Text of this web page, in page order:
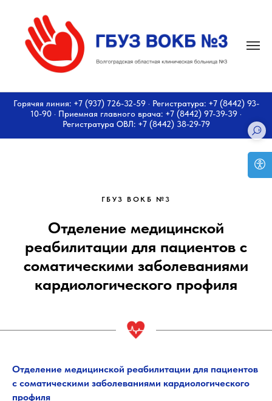
Горячяя линия: +7 (937) 726-32-59 · Регистратура: +7 (8442) 93-
10-90 · Приемная главного врача: +7 (8442) 97-39-39 ·
Регистратура ОВЛ: +7 (8442) 38-29-79
ГБУЗ ВОКБ №3
Отделение медицинской
реабилитации для пациентов с
соматическими заболеваниями
кардиологического профиля
Отделение медицинской реабилитации для пациентов
с соматическими заболеваниями кардиологического
профиля